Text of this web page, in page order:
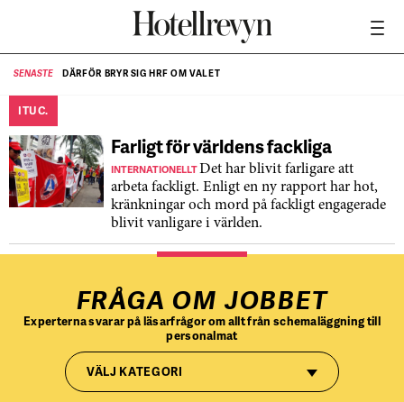
SENASTE DÄRFÖR BRYR SIG HRF OM VALET
ITUC.
Farligt för världens fackliga
INTERNATIONELLTDet har blivit farligare att
arbeta fackligt. Enligt en ny rapport har hot,
kränkningar och mord på fackligt engagerade
blivit vanligare i världen.
FRÅGA OM JOBBET
Experterna svarar på läsarfrågor om allt från schemaläggning till
personalmat
VÄLJ KATEGORI